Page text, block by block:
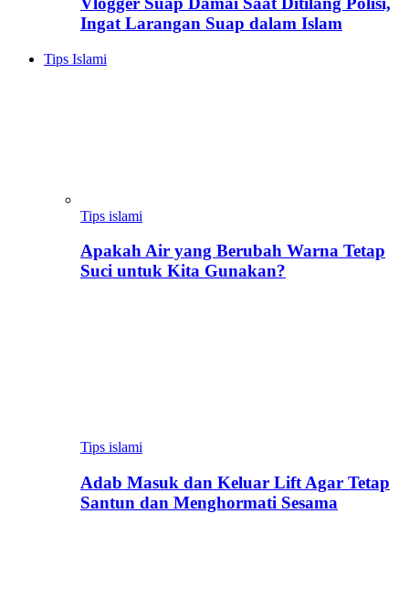
Ingat Larangan Suap dalam Islam
Tips Islami
Tips islami
Apakah Air yang Berubah Warna Tetap
Suci untuk Kita Gunakan?
Tips islami
Adab Masuk dan Keluar Lift Agar Tetap
Santun dan Menghormati Sesama